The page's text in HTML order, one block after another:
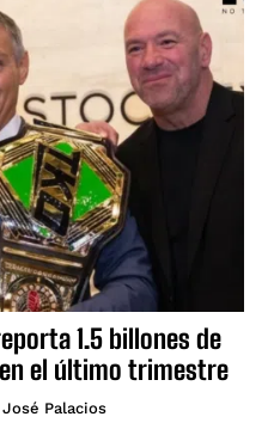
1.5 billones de
el último trimestre
Palacios